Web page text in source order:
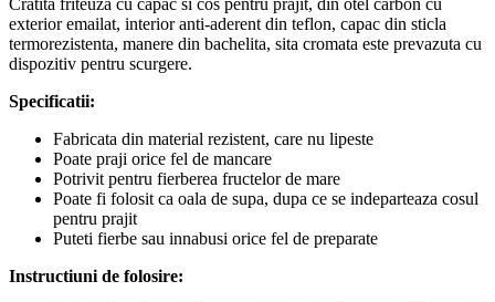
Cratita friteuza cu capac si cos pentru prajit, din otel carbon cu
exterior emailat, interior anti-aderent din teflon, capac din sticla
termorezistenta, manere din bachelita, sita cromata este prevazuta cu
dispozitiv pentru scurgere.
Specificatii:
Fabricata din material rezistent, care nu lipeste
Poate praji orice fel de mancare
Potrivit pentru fierberea fructelor de mare
Poate fi folosit ca oala de supa, dupa ce se indeparteaza cosul
pentru prajit
Puteti fierbe sau innabusi orice fel de preparate
Instructiuni de folosire: